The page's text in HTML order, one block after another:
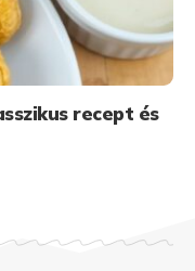
recept és